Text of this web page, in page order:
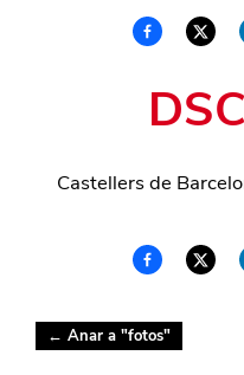
Castellers de
← Anar a "fotos"